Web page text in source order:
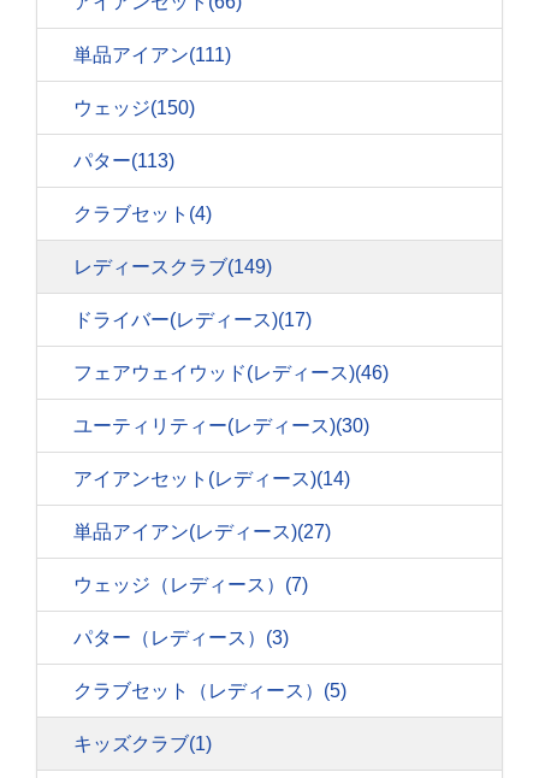
単品アイアン(111)
ウェッジ(150)
パター(113)
クラブセット (4)
レディースクラブ(149)
ドライバー(レディース)(17)
フェアウェイウッド(レディース)(46)
ユーティリティー(レディース)(30)
アイアンセット(レディース)(14)
単品アイアン(レディース)(27)
ウェッジ（レディース） (7)
パター（レディース） (3)
クラブセット（レディース） (5)
キッズクラブ(1)